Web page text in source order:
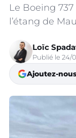
Le Boeing
l’étang de
Loïc
Publié le 24/
Ajoutez-